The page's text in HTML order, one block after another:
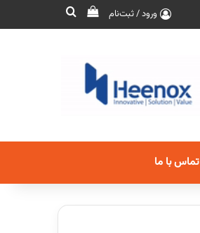
ورود / ثبت‌نام
تماس با ما